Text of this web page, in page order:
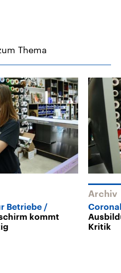
Thema
Betriebe
kommt
Archiv
Kritik